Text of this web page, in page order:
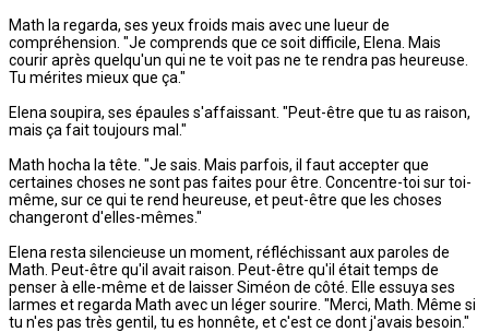
Math la regarda, ses yeux froids mais avec une lueur de
compréhension. "Je comprends que ce soit difficile, Elena. Mais
courir après quelqu'un qui ne te voit pas ne te rendra pas heureuse.
Tu mérites mieux que ça."
Elena soupira, ses épaules s'affaissant. "Peut-être que tu as raison,
mais ça fait toujours mal."
Math hocha la tête. "Je sais. Mais parfois, il faut accepter que
certaines choses ne sont pas faites pour être. Concentre-toi sur toi-
même, sur ce qui te rend heureuse, et peut-être que les choses
changeront d'elles-mêmes."
Elena resta silencieuse un moment, réfléchissant aux paroles de
Math. Peut-être qu'il avait raison. Peut-être qu'il était temps de
penser à elle-même et de laisser Siméon de côté. Elle essuya ses
larmes et regarda Math avec un léger sourire. "Merci, Math. Même si
tu n'es pas très gentil, tu es honnête, et c'est ce dont j'avais besoin."